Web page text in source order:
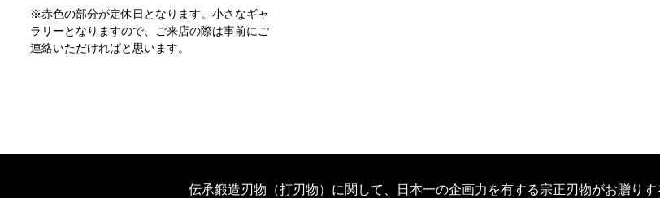
※赤色の部分が定休日となります。小さなギャ
ラリーとなりますので、ご来店の際は事前にご
連絡いただければと思います。
伝承鍛造刃物（打刃物）に関して、日本一の企画力を有する宗正刃物がお贈り